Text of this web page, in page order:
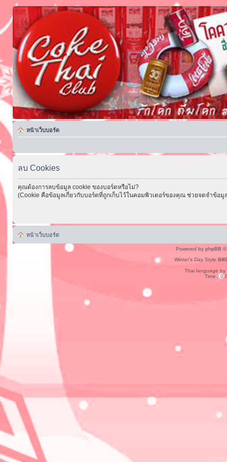
หน้าเว็บบอร์ด
ลบ Cookies
คุณต้องการลบข้อมูล cookie ของบอร์ดหรือไม่?
(Cookie คือข้อมูลเกี่ยวกับบอร์ดที่ถูกเก็บไว้ในคอมพิวเตอร์ของคุณ ช่วยจดจำข้อมู
หน้าเว็บบอร์ด
Powered by phpBB ©
Winter's Day Style
Thai language by
Time :